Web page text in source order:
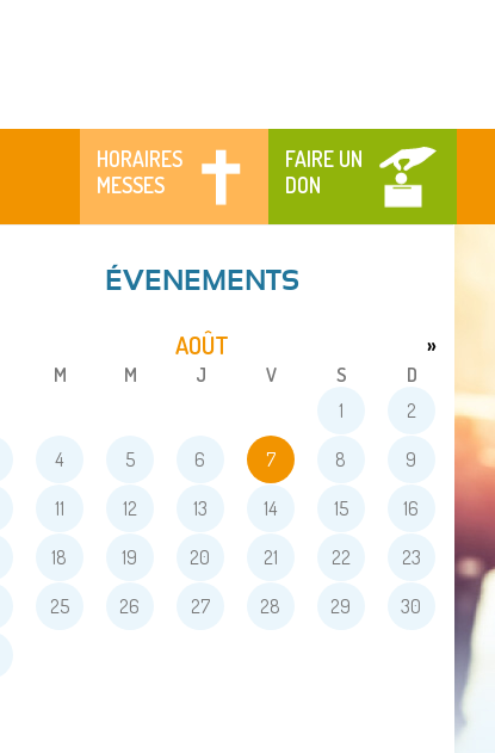
HORAIRES
MESSES
FAIRE UN
DON
ÉVENEMENTS
AOÛT »
M M J V S
D
1
2
4 5 6 7 8 9
11 12 13 14 15 16
18 19 20 21 22 23
25 26 27 28 29 30